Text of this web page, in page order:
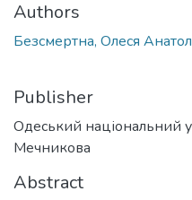
Authors
Безсмертна, Олеся
Publisher
Одеський національний
Мечникова
Abstract